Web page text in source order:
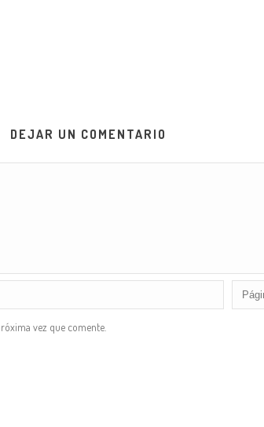
DEJAR UN COMENTARIO
vez que comente.